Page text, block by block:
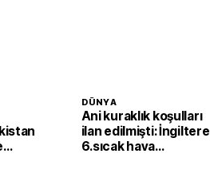
DÜNYA
Ani kuraklık koşulları
ilan edilmişti: İngiltere
6.sıcak hava